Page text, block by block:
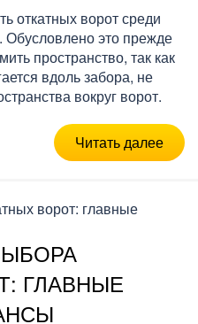
откатных ворот среди
Обусловлено это прежде
пространство, так как
вдоль забора, не
вокруг ворот.
Читать далее
ГЛАВНЫЕ